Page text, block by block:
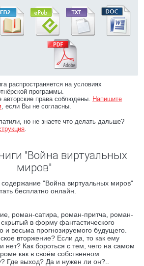
распространяется на условиях
программы.
авторские права соблюдены. Напишите
, если Вы не согласны.
но не знаете что делать дальше?
.
"Война виртуальных
миров"
"Война виртуальных миров"
бесплатно онлайн.
роман-сатира, роман-притча, роман-
в форму фантастического
и весьма прогнозируемого будущего.
вторжение? Если да, то как ему
нет? Как бороться с тем, чего на самом
как в своём собственном
Где выход? Да и нужен ли он?..